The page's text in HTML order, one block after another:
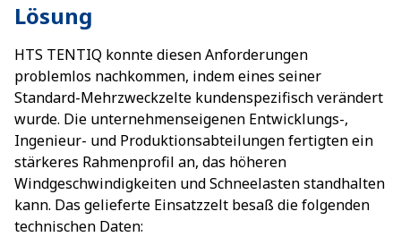
Lösung
HTS TENTIQ konnte diesen Anforderungen
problemlos nachkommen, indem eines seiner
Standard-Mehrzweckzelte kundenspezifisch verändert
wurde. Die unternehmenseigenen Entwicklungs-,
Ingenieur- und Produktionsabteilungen fertigten ein
stärkeres Rahmenprofil an, das höheren
Windgeschwindigkeiten und Schneelasten standhalten
kann. Das gelieferte Einsatzzelt besaß die folgenden
technischen Daten: